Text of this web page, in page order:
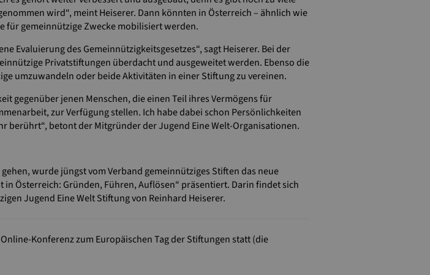
wird“, meint Heiserer. Dann könnten in Österreich – ähnlich wie
für gemeinnützige Zwecke mobilisiert werden.
Evaluierung des Gemeinnützigkeitsgesetzes“, sagt Heiserer. Bei der
Privatstiftungen überdacht und ausgeweitet werden. Ebenso die
umzuwandeln oder beide Aktivitäten in einer Stiftung zu vereinen.
gegenüber jenen Menschen, die einen Teil ihres Vermögens für
zur Verfügung stellen. Ich habe dabei schon Persönlichkeiten
betont der Mitgründer der Jugend Eine Welt-Organisationen.
wurde jüngst vom Verband gemeinnütziges Stiften das neue
Österreich: Gründen, Führen, Auflösen“ präsentiert. Darin findet sich
Jugend Eine Welt Stiftung von Reinhard Heiserer.
Konferenz zum Europäischen Tag der Stiftungen statt (die